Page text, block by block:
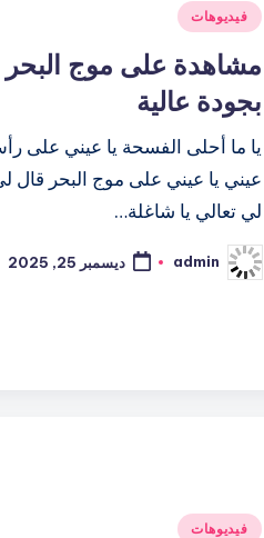
نُشرفيديوهات
مشاهدة على موج البحر
بجودة عالية
يا ما أحلى الفسحة يا عيني على
عيني يا عيني على موج البحر قال
لي تعالي يا شاغلة…
تمّ
النشر
admin ديسمبر 25, 2025
نُشرفيديوهات